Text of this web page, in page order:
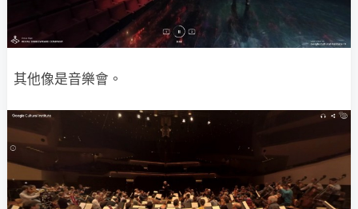
其他像是音樂會。